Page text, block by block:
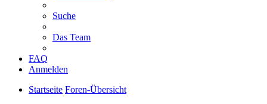
Suche
Das Team
FAQ
Anmelden
Startseite Foren-Übersicht